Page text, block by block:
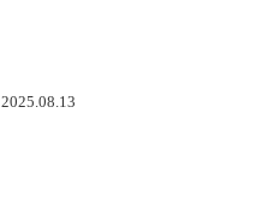
2025.08.13